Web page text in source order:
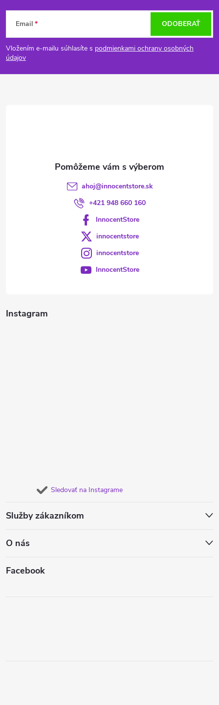
Z
á
p
Email
Vložením e-mailu súhlasíte s podmienkami ochrany osobných
údajov
ODOBERAŤ
Instagram
Sledovať na Instagrame
Služby zákazníkom
O nás
Facebook
ahoj@innocentstore.sk
+421 948 660 160
InnocentStore
innocentstore
innocentstore
InnocentStore